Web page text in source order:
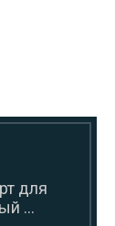
для
...